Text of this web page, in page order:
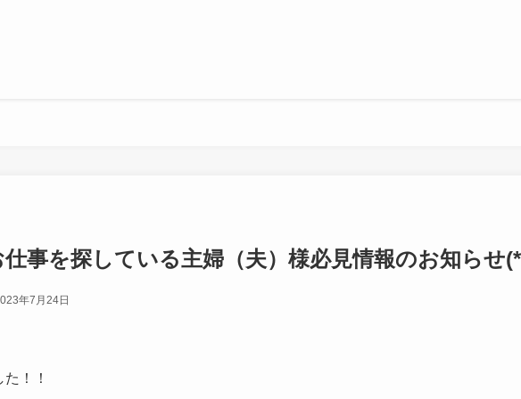
仕事を探している主婦（夫）様必見情報のお知らせ
年7月24日
！！